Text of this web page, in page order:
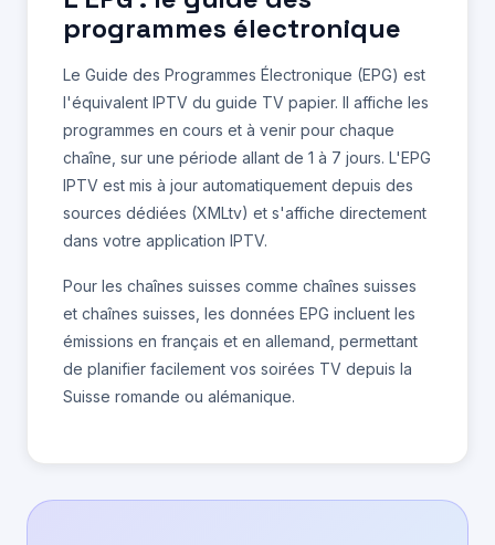
programmes électronique
Le Guide des Programmes Électronique (EPG) est
l'équivalent IPTV du guide TV papier. Il affiche les
programmes en cours et à venir pour chaque
chaîne, sur une période allant de 1 à 7 jours. L'EPG
IPTV est mis à jour automatiquement depuis des
sources dédiées (XMLtv) et s'affiche directement
dans votre application IPTV.
Pour les chaînes suisses comme chaînes suisses
et chaînes suisses, les données EPG incluent les
émissions en français et en allemand, permettant
de planifier facilement vos soirées TV depuis la
Suisse romande ou alémanique.